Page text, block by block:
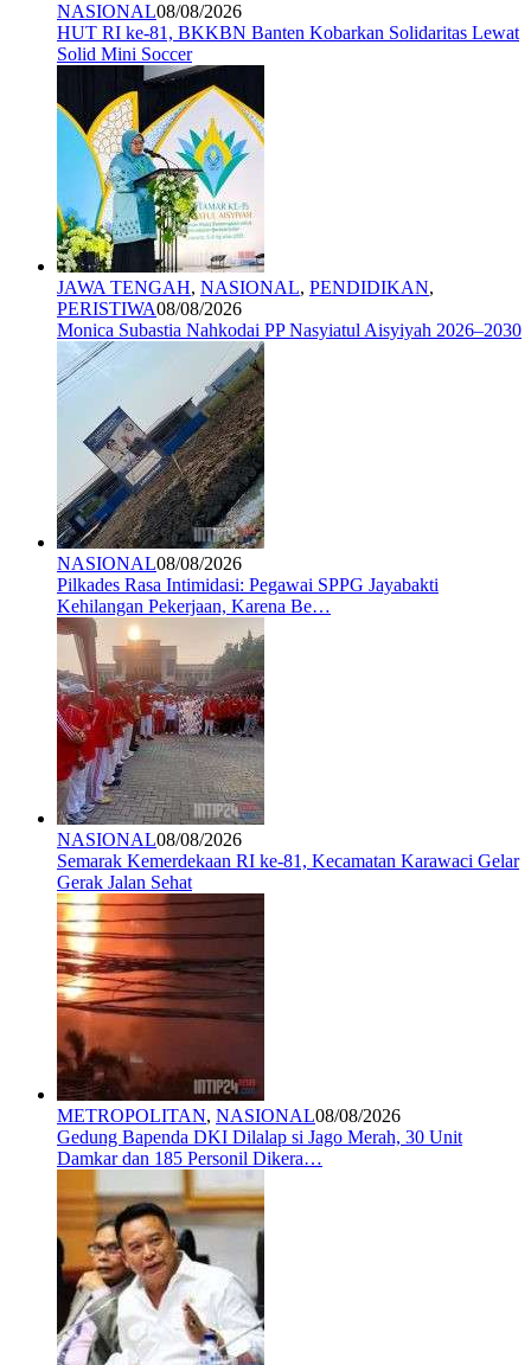
NASIONAL08/08/2026
HUT RI ke-81, BKKBN Banten Kobarkan Solidaritas Lewat
Solid Mini Soccer
JAWA TENGAH, NASIONAL, PENDIDIKAN,
PERISTIWA08/08/2026
Monica Subastia Nahkodai PP Nasyiatul Aisyiyah 2026–2030
NASIONAL08/08/2026
Pilkades Rasa Intimidasi: Pegawai SPPG Jayabakti
Kehilangan Pekerjaan, Karena Be…
NASIONAL08/08/2026
Semarak Kemerdekaan RI ke-81, Kecamatan Karawaci Gelar
Gerak Jalan Sehat
METROPOLITAN, NASIONAL08/08/2026
Gedung Bapenda DKI Dilalap si Jago Merah, 30 Unit
Damkar dan 185 Personil Dikera…